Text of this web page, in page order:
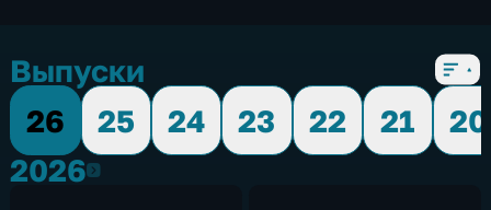
Выпуски
26
25 24 23 22 21
20
20262026